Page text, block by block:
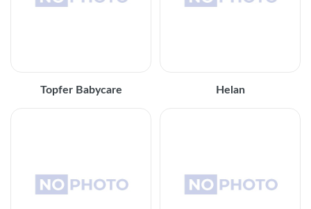
Topfer Babycare Helan